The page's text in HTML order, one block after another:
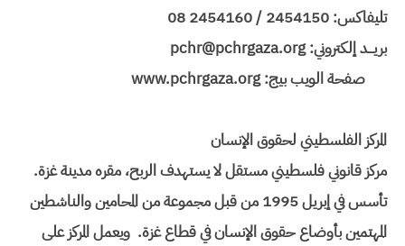
تليفاكس: 2454150 / 2454160 08
بريـــد إلكتروني: pchr@pchrgaza.org
صفحة الويب بيج: www.pchrgaza.org
المركز الفلسطيني لحقوق الإنسان
مركز قانوني فلسطيني مستقل لا يستهدف الربح، مقره مدينة غزة.
تأسس في إبريل 1995 من قبل مجموعة من المحامين والناشطين
المهتمين بأوضاع حقوق الإنسان في قطاع غزة. ويعمل المركز على